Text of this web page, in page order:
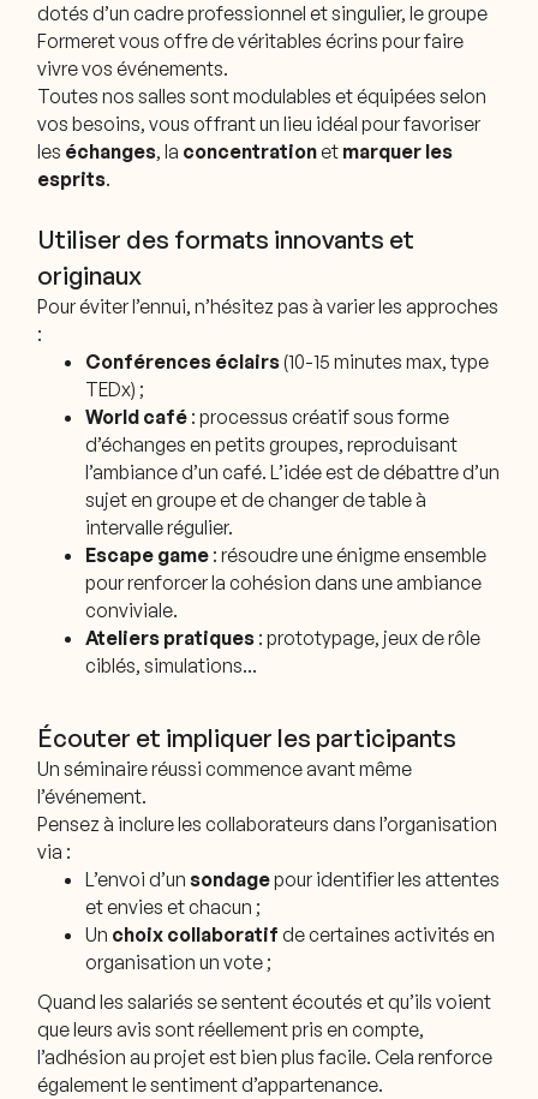
dotés d’un cadre professionnel et singulier, le groupe
Formeret vous offre de véritables écrins pour faire
vivre vos événements.
Toutes nos salles sont modulables et équipées selon
vos besoins, vous offrant un lieu idéal pour favoriser
les échanges, la concentrationet marquer les
esprits.
Utiliser des formats innovants et
originaux
Pour éviter l’ennui, n’hésitez pas à varier les approches
:
Conférences éclairs(10-15 minutes max, type
TEDx) ;
World café : processus créatif sous forme
d’échanges en petits groupes, reproduisant
l’ambiance d’un café. L’idée est de débattre d’un
sujet en groupe et de changer de table à
intervalle régulier.
Escape game : résoudre une énigme ensemble
pour renforcer la cohésion dans une ambiance
conviviale.
Ateliers pratiques : prototypage, jeux de rôle
ciblés, simulations…
Écouter et impliquer les participants
Un séminaire réussi commence avant même
l’événement.
Pensez à inclure les collaborateurs dans l’organisation
via :
L’envoi d’unsondagepour identifier les attentes
et envies et chacun ;
Un choix collaboratif de certaines activités en
organisation un vote ;
Quand les salariés se sentent écoutés et qu’ils voient
que leurs avis sont réellement pris en compte,
l’adhésion au projet est bien plus facile. Cela renforce
également le sentiment d’appartenance.